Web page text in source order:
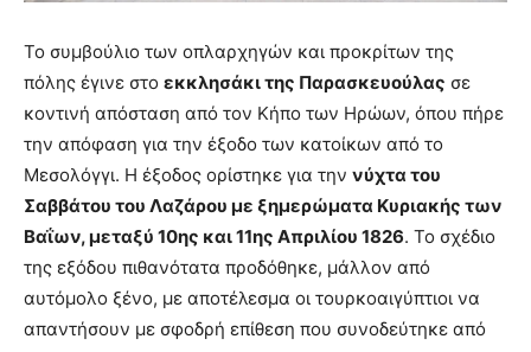
Το συμβούλιο των οπλαρχηγών και προκρίτων της
πόλης έγινε στο εκκλησάκι της Παρασκευούλας σε
κοντινή απόσταση από τον Κήπο των Ηρώων, όπου πήρε
την απόφαση για την έξοδο των κατοίκων από το
Μεσολόγγι. Η έξοδος ορίστηκε για την νύχτα του
Σαββάτου του Λαζάρου με ξημερώματα Κυριακής των
Βαΐων, μεταξύ 10ης και 11ης Απριλίου 1826. Το σχέδιο
της εξόδου πιθανότατα προδόθηκε, μάλλον από
αυτόμολο ξένο, με αποτέλεσμα οι τουρκοαιγύπτιοι να
απαντήσουν με σφοδρή επίθεση που συνοδεύτηκε από